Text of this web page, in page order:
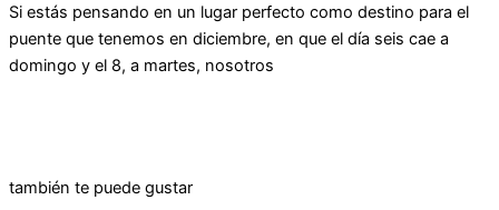
Si estás pensando en un lugar perfecto como destino para el
puente que tenemos en diciembre, en que el día seis cae a
domingo y el 8, a martes, nosotros
también te puede gustar